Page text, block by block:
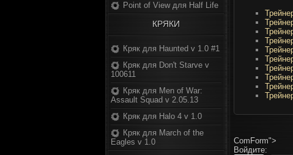
Point of View для Half Life
КРЯКИ
Кряк для Haunted v 1.0 #1
Кряк для Don't Starve v
100611
Кряк для Men of War:
Assault Squad v 2.05.13
Кряк для Halo 4 v 1.0
Кряк для March of the
Eagles v 1.0
ComForm">
Войдите: